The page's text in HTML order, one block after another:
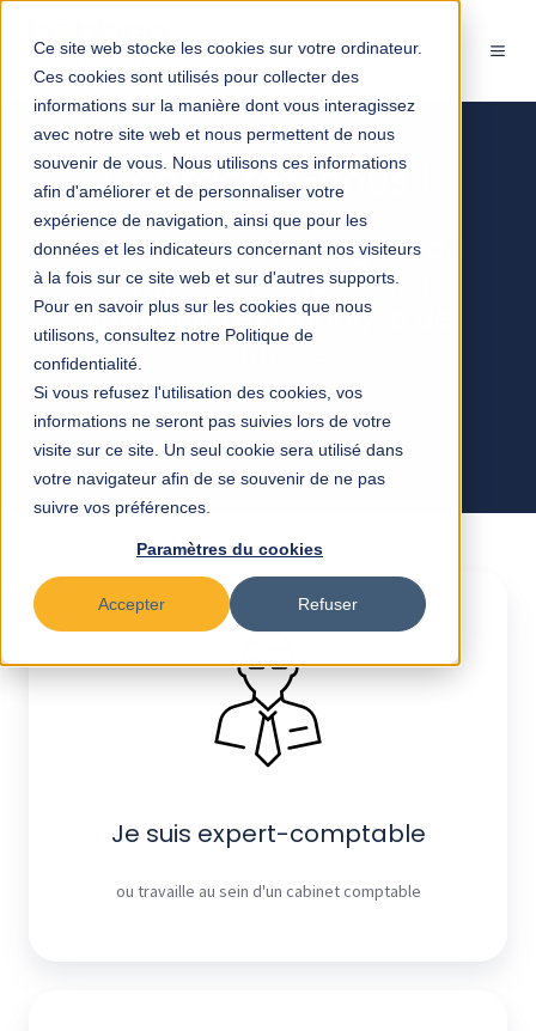
Ce site web stocke les cookies sur votre ordinateur.
Ces cookies sont utilisés pour collecter des
informations sur la manière dont vous interagissez
avec notre site web et nous permettent de nous
souvenir de vous. Nous utilisons ces informations
afin d'améliorer et de personnaliser votre
expérience de navigation, ainsi que pour les
données et les indicateurs concernant nos visiteurs
à la fois sur ce site web et sur d'autres supports.
Pour en savoir plus sur les cookies que nous
utilisons, consultez notre Politique de
confidentialité.
Si vous refusez l'utilisation des cookies, vos
informations ne seront pas suivies lors de votre
visite sur ce site. Un seul cookie sera utilisé dans
votre navigateur afin de se souvenir de ne pas
suivre vos préférences.
Paramètres du cookies
Accepter Refuser
Contactez-nous !
bobbee, l'outil intelligent de
comptabilité, de gestion
financière et d'analyse de
données.
Je suis expert-comptable
ou travaille au sein d'un cabinet comptable
Je
expert-